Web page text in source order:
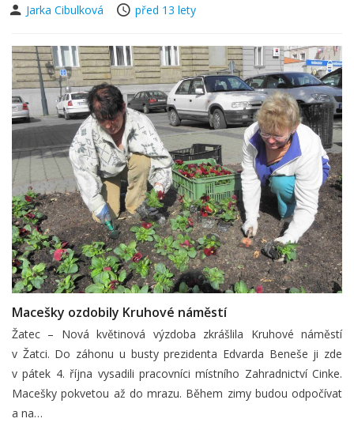
Jarka Cibulková
před 13 lety
Macešky ozdobily Kruhové náměstí
Žatec – Nová květinová výzdoba zkrášlila Kruhové náměstí
v Žatci. Do záhonu u busty prezidenta Edvarda Beneše ji zde
v pátek 4. října vysadili pracovníci místního Zahradnictví Cinke.
Macešky pokvetou až do mrazu. Během zimy budou odpočívat
a na…